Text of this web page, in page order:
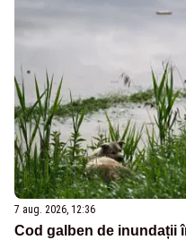
7 aug. 2026, 12:36
Cod galben de inundații